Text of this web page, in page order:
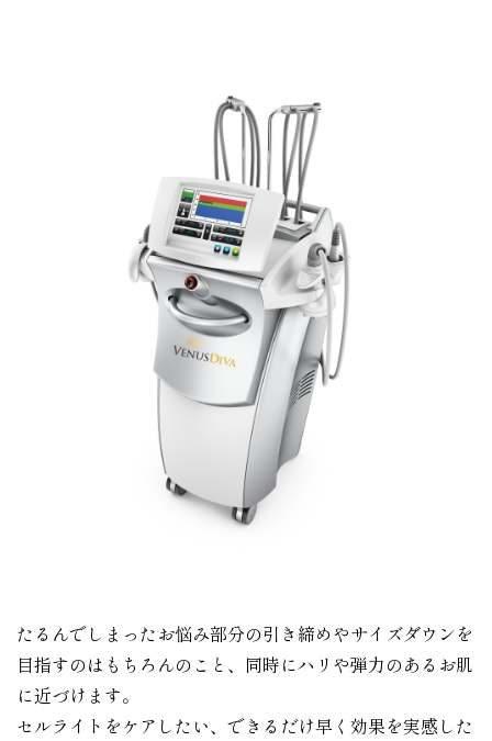
たるんでしまったお悩み部分の引き締めやサイズダウンを
目指すのはもちろんのこと、同時にハリや弾力のあるお肌
に近づけます。
セルライトをケアしたい、できるだけ早く効果を実感した